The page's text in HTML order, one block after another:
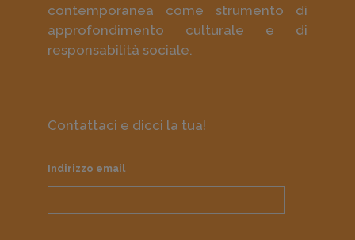
contemporanea come strumento di
approfondimento culturale e di
responsabilità sociale.
Contattaci e dicci la tua!
Indirizzo email